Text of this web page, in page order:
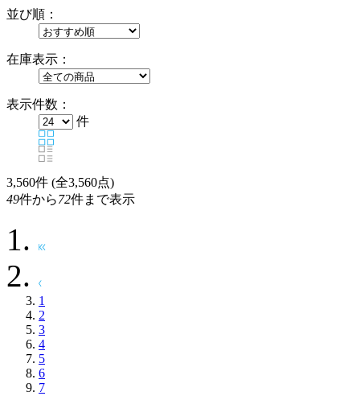
並び順：
在庫表示：
表示件数：
件
3,560件 (全3,560点)
49件から72件まで表示
1
2
3
4
5
6
7